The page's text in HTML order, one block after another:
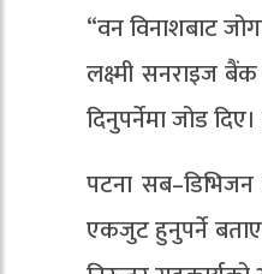
“वन विनाशबाट
लक्ष्मी सनराइज
दिनुपर्नेमा जोड
पटना
एकजुट हुनुपर्ने